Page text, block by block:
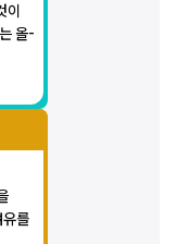
이
올-
를